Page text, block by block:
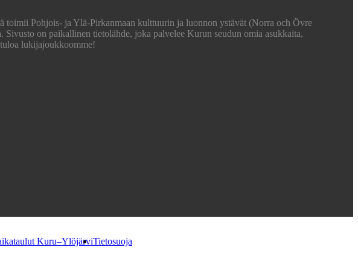
Pohjois- ja Ylä-Pirkanmaan kulttuurin ja luonnon ystävät (Norra och Övre
. Sivusto on paikallinen tietolähde, joka palvelee Kurun seudun omia asukkaita,
lukijajoukkoomme!
Kuru–YlöjärviTietosuoja